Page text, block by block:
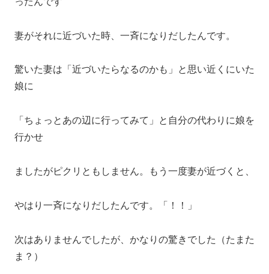
妻がそれに近づいた時、一斉になりだしたんです。
驚いた妻は「近づいたらなるのかも」と思い近くにいた
娘に
「ちょっとあの辺に行ってみて」と自分の代わりに娘を
行かせ
ましたがピクリともしません。もう一度妻が近づくと、
やはり一斉になりだしたんです。「！！」
次はありませんでしたが、かなりの驚きでした（たまた
ま？）